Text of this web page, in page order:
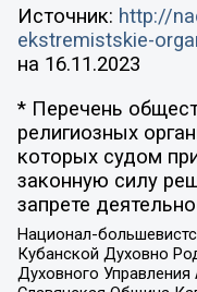
Источник: http://
ekstremistskie-
на 16.11.2023
* Перечень
религиозных
которых судом
законную силу
запрете
Национал-
Кубанской Духовно
Духовного